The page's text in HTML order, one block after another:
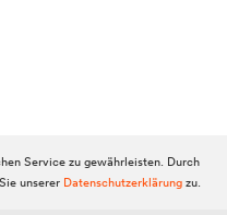
Service zu gewährleisten. Durch
unserer Datenschutzerklärungzu.